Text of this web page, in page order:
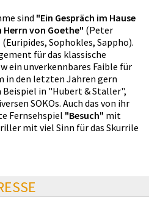
sind "Ein Gespräch im Hause
Herrn von Goethe" (Peter
(Euripides, Sophokles, Sappho).
für das klassische
ein unverkennbares Faible für
in den letzten Jahren gern
in "Hubert & Staller",
SOKOs. Auch das von ihr
Fernsehspiel "Besuch" mit
mit viel Sinn für das Skurrile